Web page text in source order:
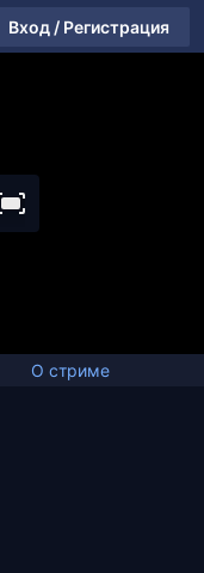
Вход / Регистрация
О стриме